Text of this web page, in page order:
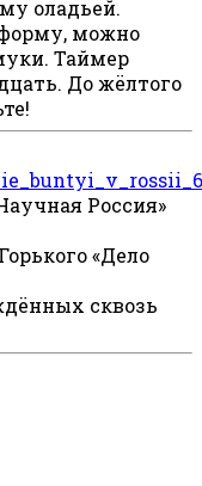
оладьей.
можно
Таймер
До жёлтого
Россия»
«Дело
сквозь